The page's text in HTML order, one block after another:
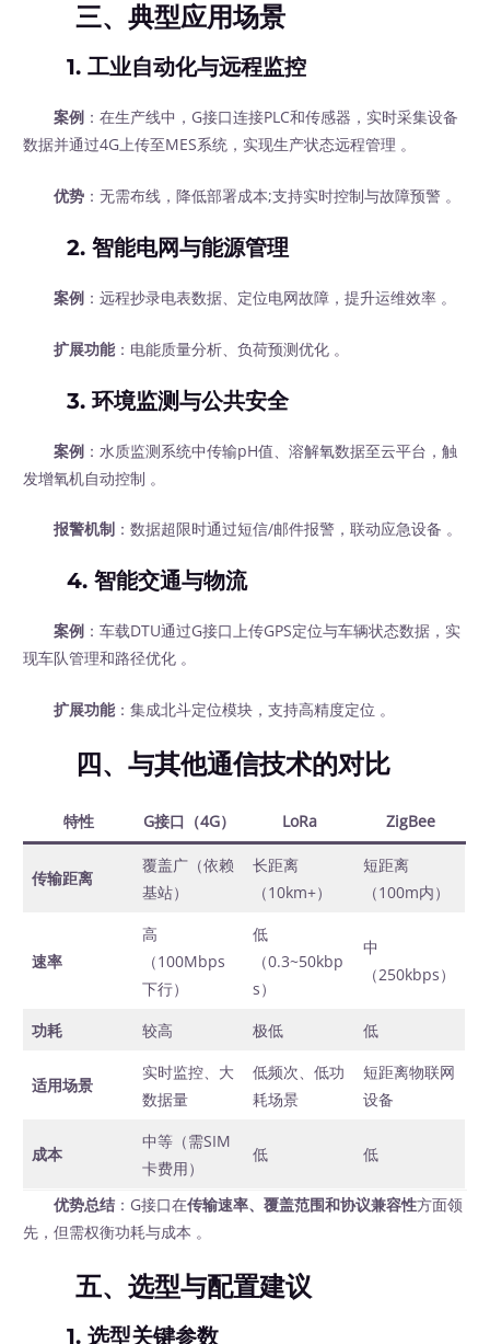
三、典型应用场景
1.工业自动化与远程监控
案例 ：在生产线中，G接口连接PLC和传感器，实时采集设备
数据并通过4G上传至MES系统，实现生产状态远程管理 。
优势 ：无需布线，降低部署成本;支持实时控制与故障预警 。
2.智能电网与能源管理
案例 ：远程抄录电表数据、定位电网故障，提升运维效率 。
扩展功能：电能质量分析、负荷预测优化 。
3.环境监测与公共安全
案例 ：水质监测系统中传输pH值、溶解氧数据至云平台，触
发增氧机自动控制 。
报警机制 ：数据超限时通过短信/邮件报警，联动应急设备 。
4.智能交通与物流
案例 ：车载DTU通过G接口上传GPS定位与车辆状态数据，实
现车队管理和路径优化 。
扩展功能：集成北斗定位模块，支持高精度定位 。
四、与其他通信技术的对比
特性 G接口（4G） LoRa ZigBee
传输距离
覆盖广（依赖
基站）
长距离
（10km+）
短距离
（100m内）
速率
高
（100Mbps
下行）
低
（0.3~50kbp
s）
中
（250kbps）
功耗 较高 极低 低
适用场景
实时监控、大
数据量
低频次、低功
耗场景
短距离物联网
设备
成本
中等（需SIM
卡费用）
低 低
优势总结 ：G接口在传输速率、覆盖范围和协议兼容性方面领
先，但需权衡功耗与成本 。
五、选型与配置建议
1.选型关键参数